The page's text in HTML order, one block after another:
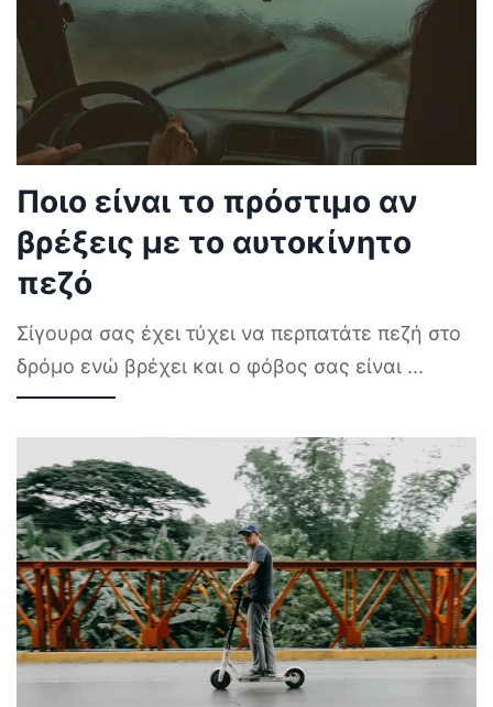
Ποιο είναι το πρόστιμο αν
βρέξεις με το αυτοκίνητο
πεζό
Σίγουρα σας έχει τύχει να περπατάτε πεζή στο
δρόμο ενώ βρέχει και ο φόβος σας είναι ...